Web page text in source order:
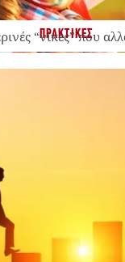
ΠΡΑΚΤΙΚΕΣ
“νίκες” που